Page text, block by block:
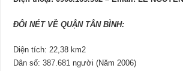
ĐÔI NÉT VỀ QUẬN TÂN BÌNH:
Diện tích: 22,38 km2
Dân số: 387.681 người (Năm 2006)